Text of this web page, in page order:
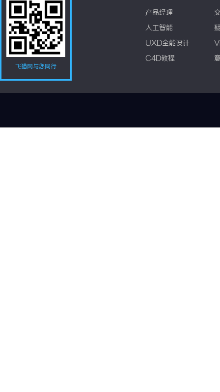
飞猫网与您同行
产品经理
人工智能
UXD全能设计
C4D教程